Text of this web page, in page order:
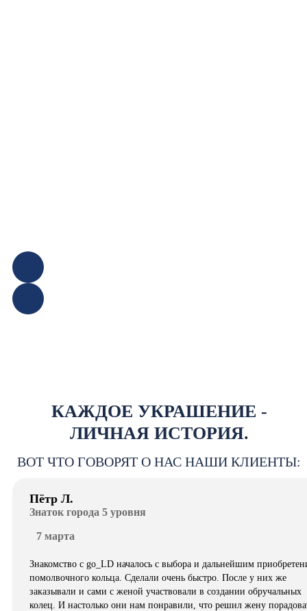
КАЖДОЕ УКРАШЕНИЕ -
ЛИЧНАЯ ИСТОРИЯ.
ВОТ ЧТО ГОВОРЯТ О НАС НАШИ КЛИЕНТЫ:
Пётр Л.
Знаток города 5 уровня
7 марта
Знакомство с go_LD началось с выбора и дальнейшим
помолвочного кольца. Сделали очень быстро. После у них же
заказывали и сами с женой участвовали в создании обручальных
колец. И настолько они нам понравили, что решил жену